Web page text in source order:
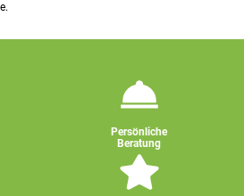
Persönliche
Beratung